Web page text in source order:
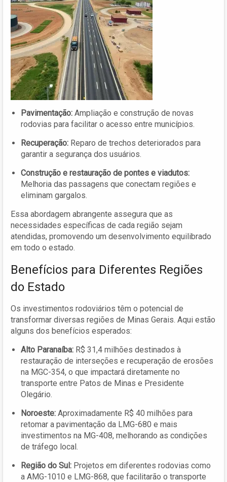
Pavimentação: Ampliação e construção de novas
rodovias para facilitar o acesso entre municípios.
Recuperação: Reparo de trechos deteriorados para
garantir a segurança dos usuários.
Construção e restauração de pontes e viadutos:
Melhoria das passagens que conectam regiões e
eliminam gargalos.
Essa abordagem abrangente assegura que as
necessidades específicas de cada região sejam
atendidas, promovendo um desenvolvimento equilibrado
em todo o estado.
Benefícios para Diferentes Regiões
do Estado
Os investimentos rodoviários têm o potencial de
transformar diversas regiões de Minas Gerais. Aqui estão
alguns dos benefícios esperados:
Alto Paranaíba: R$ 31,4 milhões destinados à
restauração de interseções e recuperação de erosões
na MGC-354, o que impactará diretamente no
transporte entre Patos de Minas e Presidente
Olegário.
Noroeste: Aproximadamente R$ 40 milhões para
retomar a pavimentação da LMG-680 e mais
investimentos na MG-408, melhorando as condições
de tráfego local.
Região do Sul: Projetos em diferentes rodovias como
a AMG-1010 e LMG-868, que facilitarão o transporte